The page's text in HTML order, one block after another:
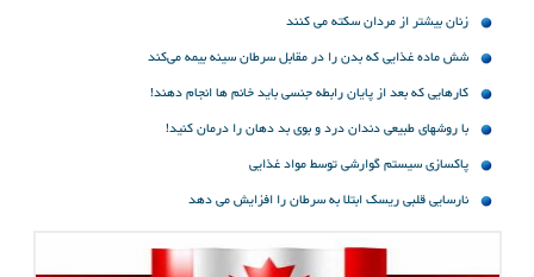
زنان بیشتر از مردان سکته می کنند
شش ماده ‌غذایی که بدن را در مقابل سرطان سینه بیمه می‌کند
کارهایی که بعد از پایان رابطه جنسی باید خانم ها انجام دهند!
با روشهای طبیعی دندان درد و بوی بد دهان را درمان کنید!
پاکسازی سیستم گوارشی توسط مواد غذایی
نارسایی قلبی ریسک ابتلا به سرطان را افزایش می دهد